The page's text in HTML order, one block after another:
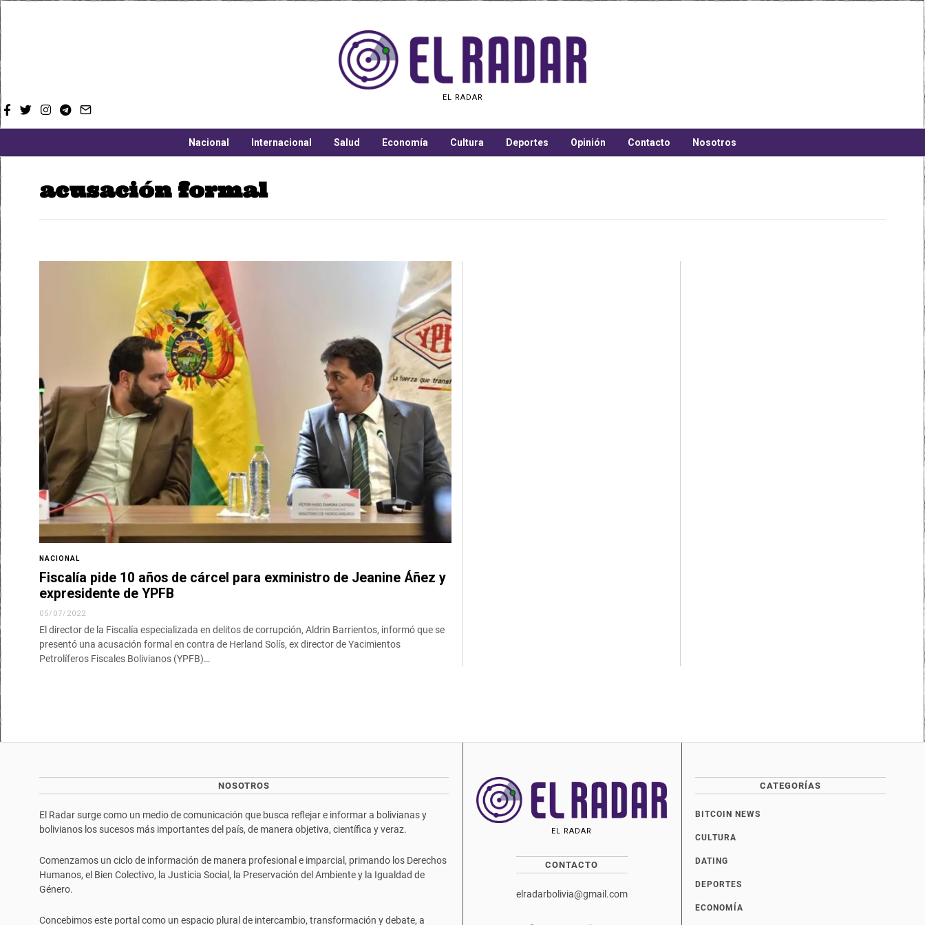
EL RADAR
Nacional Internacional Salud Economía Cultura Deportes Opinión Contacto Nosotros
acusación formal
NACIONAL
Fiscalía pide 10 años de cárcel para exministro de Jeanine Áñez y
expresidente de YPFB
05/07/2022
El director de la Fiscalía especializada en delitos de corrupción, Aldrin Barrientos, informó que se
presentó una acusación formal en contra de Herland Solís, ex director de Yacimientos
Petrolíferos Fiscales Bolivianos (YPFB)…
NOSOTROS
El Radar surge como un medio de comunicación que busca reflejar e informar a bolivianas y
bolivianos los sucesos más importantes del país, de manera objetiva, científica y veraz.
Comenzamos un ciclo de información de manera profesional e imparcial, primando los Derechos
Humanos, el Bien Colectivo, la Justicia Social, la Preservación del Ambiente y la Igualdad de
Género.
Concebimos este portal como un espacio plural de intercambio, transformación y debate, a
EL RADAR
CONTACTO
elradarbolivia@gmail.com
CATEGORÍAS
BITCOIN NEWS
CULTURA
DATING
DEPORTES
ECONOMÍA